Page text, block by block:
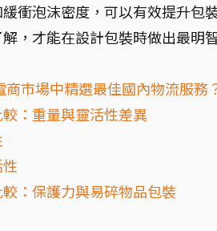
衝泡沫密度，可以有效提升包
，才能在設計包裝時做出最明
市場中精選最佳國內物流服務
：重量與靈活性差異
：保護力與易碎物品包裝